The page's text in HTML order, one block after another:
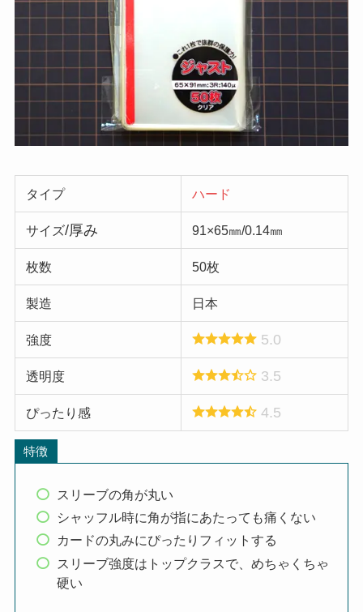
タイプ ハード
サイズ/厚み 91×65㎜/0.14㎜
枚数 50枚
製造 日本
強度 5.0
透明度 3.5
ぴったり感 4.5
特徴
スリーブの角が丸い
シャッフル時に角が指にあたっても痛くない
カードの丸みにぴったりフィットする
スリーブ強度はトップクラスで、めちゃくちゃ
硬い